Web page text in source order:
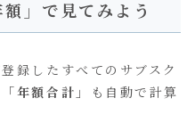
」で見てみよう
録したすべてのサブスク
「年額合計」
も自動で計算